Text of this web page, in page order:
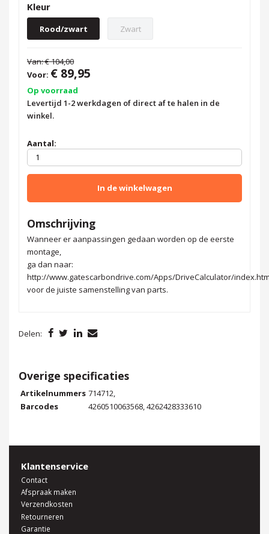
Kleur
Rood/zwart Zwart
Van:€ 104,00
Voor: € 89,95
Op voorraad
Levertijd 1-2 werkdagen of direct af te halen in de
winkel.
Aantal:
In de winkelwagen
Omschrijving
Wanneer er aanpassingen gedaan worden op de eerste
montage,
ga dan naar:
http://www.gatescarbondrive.com/Apps/DriveCalculator/
voor de juiste samenstelling van parts.
Delen:
Overige specificaties
Artikelnummers 714712,
Barcodes
4260510063568, 4262428333610
Klantenservice
Contact
Afspraak maken
Verzendkosten
Retourneren
Garantie